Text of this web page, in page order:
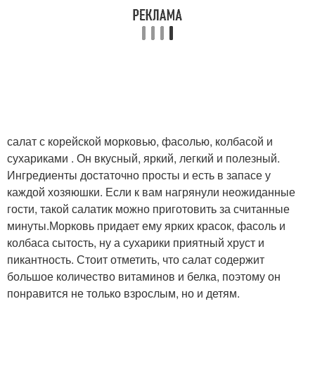
салат с корейской морковью, фасолью, колбасой и
сухариками . Он вкусный, яркий, легкий и полезный.
Ингредиенты достаточно просты и есть в запасе у
каждой хозяюшки. Если к вам нагрянули неожиданные
гости, такой салатик можно приготовить за считанные
минуты.Морковь придает ему ярких красок, фасоль и
колбаса сытость, ну а сухарики приятный хруст и
пикантность. Стоит отметить, что салат содержит
большое количество витаминов и белка, поэтому он
понравится не только взрослым, но и детям.